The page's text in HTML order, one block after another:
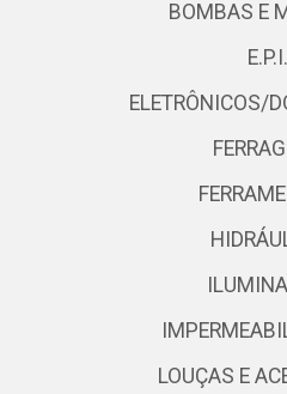
BOMBAS E
E.P.I.
ELETRÔNICOS/
LOUÇAS E